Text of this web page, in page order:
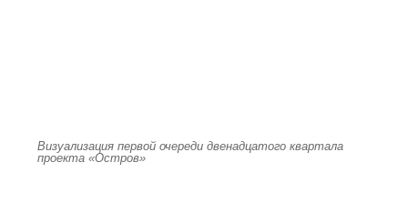
Визуализация первой очереди двенадцатого квартала
проекта «Остров»